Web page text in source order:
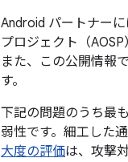
Android パートナー
プロジェクト（
また、この公開情報
す。
下記の問題のうち最
弱性です。細工した
大度の評価は、攻撃